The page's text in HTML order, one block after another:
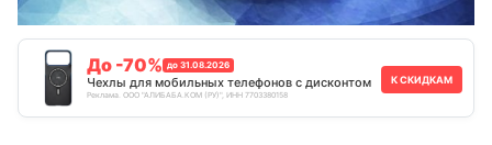
До -70% до 31.08.2026
Чехлы для мобильных телефонов с дисконтом
Реклама. ООО "АЛИБАБА.КОМ (РУ)", ИНН 7703380158
К СКИДКАМ